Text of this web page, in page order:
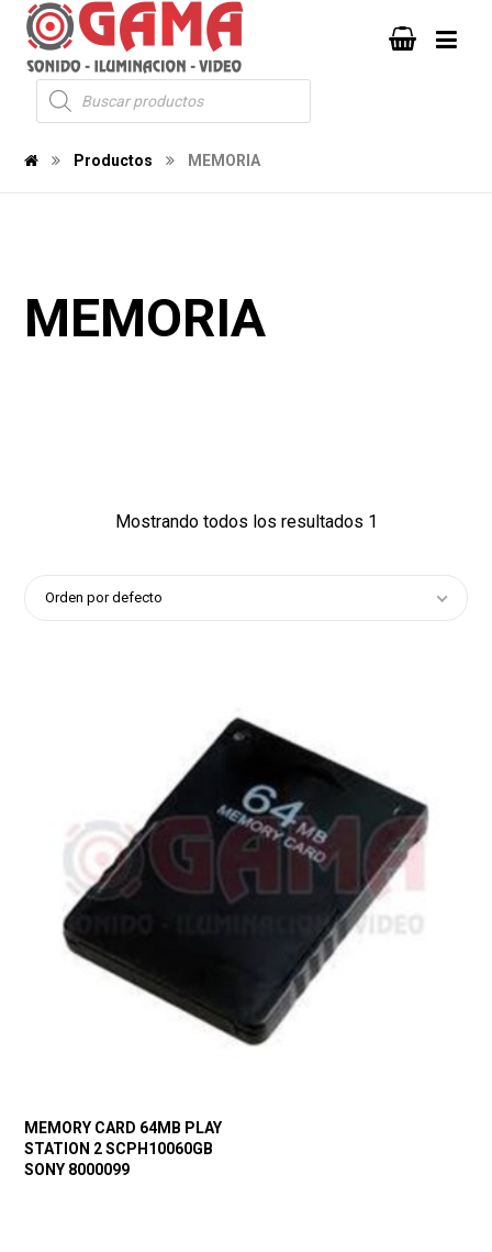
Productos MEMORIA
MEMORIA
Mostrando todos los resultados 1
Orden por defecto
MEMORY CARD 64MB PLAY
STATION 2 SCPH10060GB
SONY 8000099